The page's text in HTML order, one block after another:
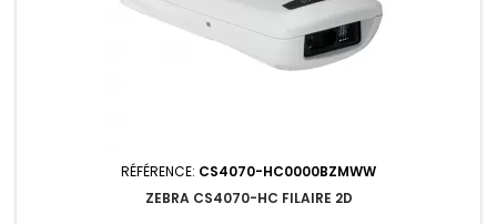
RÉFÉRENCE: CS4070-HC0000BZMWW
ZEBRA CS4070-HC FILAIRE 2D